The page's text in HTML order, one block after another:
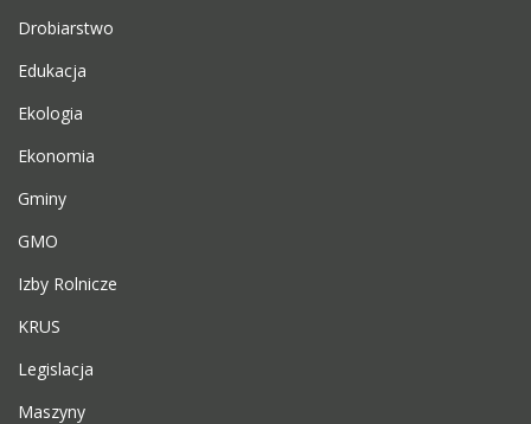
Drobiarstwo
Edukacja
Ekologia
Ekonomia
Gminy
GMO
Izby Rolnicze
KRUS
Legislacja
Maszyny